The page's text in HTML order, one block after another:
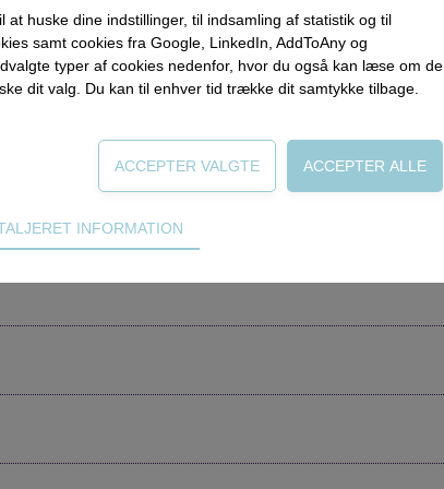
huske dine indstillinger, til indsamling af statistik og til
samt cookies fra Google, LinkedIn, AddToAny og
typer af cookies nedenfor, hvor du også kan læse om de
dit valg. Du kan til enhver tid trække dit samtykke tilbage.
funktioner som fx navigation, adgangskontrol
og effektiviteten af en hjemmeside. Fx ved at
INFORMATION